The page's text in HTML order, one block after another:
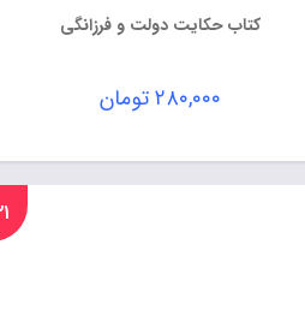
کتاب حکایت دولت و فرزانگی
۲۸۰,۰۰۰ تومان